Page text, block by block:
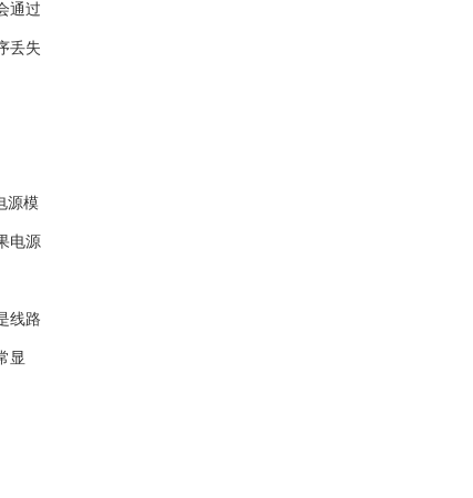
通过
丢失
源模
电源
线路
显